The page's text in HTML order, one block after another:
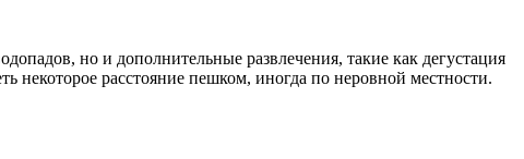
но и дополнительные развлечения, такие как дегустация
некоторое расстояние пешком, иногда по неровной местности.